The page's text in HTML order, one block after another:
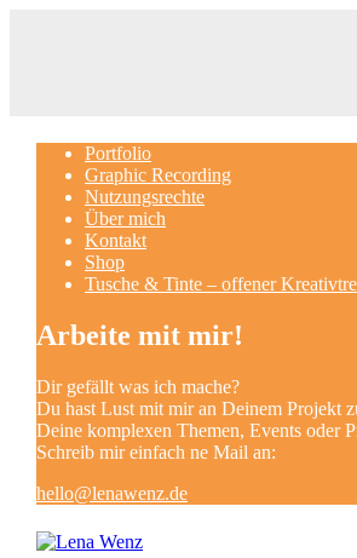
Portfolio
Graphic Recording
Nutzungsrechte
Über mich
Kontakt
Shop
Tusche & Tinte – offener
Arbeite mit mir!
Dir gefällt was ich mache?
Du hast Lust mit mir an Deinem Projekt
Deine komplexen Themen, Events oder
Schreib mir einfach ne Mail an:
hello@lenawenz.de